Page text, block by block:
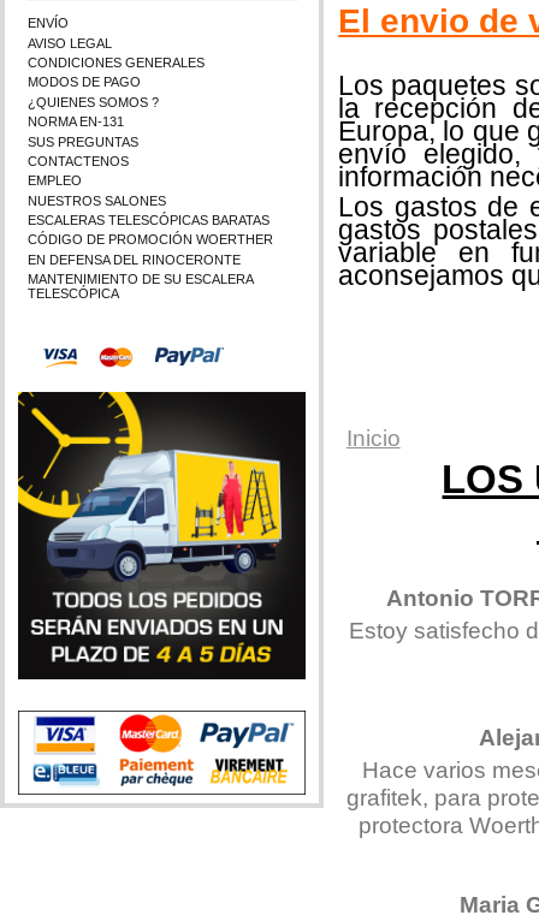
ENVÍO
AVISO LEGAL
CONDICIONES GENERALES
MODOS DE PAGO
¿QUIENES SOMOS ?
NORMA EN-131
SUS PREGUNTAS
CONTACTENOS
EMPLEO
NUESTROS SALONES
ESCALERAS TELESCÓPICAS BARATAS
CÓDIGO DE PROMOCIÓN WOERTHER
EN DEFENSA DEL RINOCERONTE
MANTENIMIENTO DE SU ESCALERA
TELESCÓPICA
El envio de
Los paquetes
la recepción
Europa, lo que
envío
información
Los gastos de
gastos
variable en
aconsejamos
Inicio
LOS
Antonio
Estoy satisfecho
Hace varios
grafitek, para
protectora
Maria